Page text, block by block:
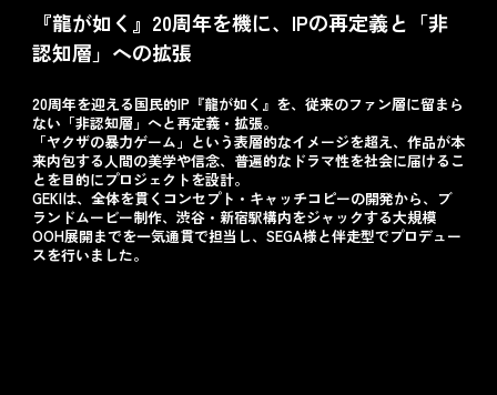
『龍が如く』20周年を機に、IPの再定義と「非
認知層」への拡張
20周年を迎える国民的IP『龍が如く』を、従来のファン層に留まら
ない「非認知層」へと再定義・拡張。
「ヤクザの暴力ゲーム」という表層的なイメージを超え、作品が本
来内包する人間の美学や信念、普遍的なドラマ性を社会に届けるこ
とを目的にプロジェクトを設計。
GEKIは、全体を貫くコンセプト・キャッチコピーの開発から、ブ
ランドムービー制作、渋谷・新宿駅構内をジャックする大規模
OOH展開までを一気通貫で担当し、SEGA様と伴走型でプロデュー
スを行いました。